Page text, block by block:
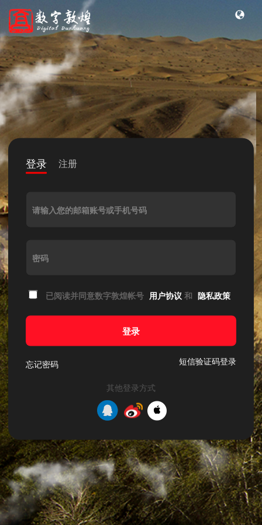
登录 注册
请输入您的邮箱账号或手机号码
密码
已阅读并同意数字敦煌帐号 用户协议 和 隐私政策
登录
忘记密码 短信验证码登录
其他登录方式